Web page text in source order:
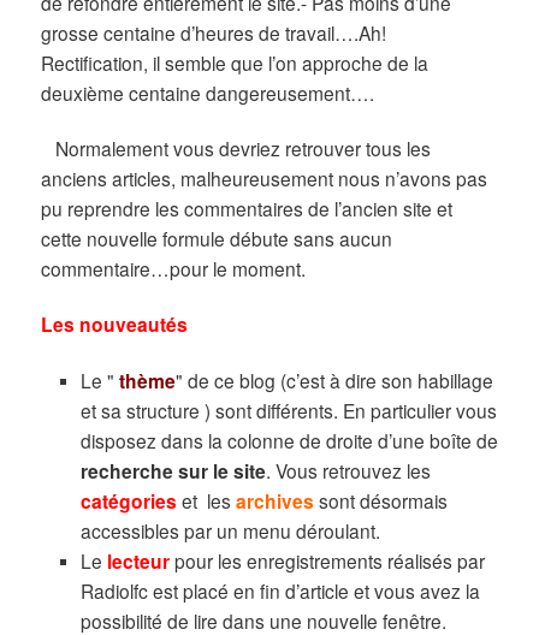
grosse centaine d’heures de travail….Ah!
Rectification, il semble que l’on approche de la
deuxième centaine dangereusement….
Normalement vous devriez retrouver tous les
anciens articles, malheureusement nous n’avons pas
pu reprendre les commentaires de l’ancien site et
cette nouvelle formule débute sans aucun
commentaire…pour le moment.
Les nouveautés
Le " thème" de ce blog (c’est à dire son habillage
et sa structure ) sont différents. En particulier vous
disposez dans la colonne de droite d’une boîte de
recherche sur le site. Vous retrouvez les
catégories et les archives sont désormais
accessibles par un menu déroulant.
Le lecteur pour les enregistrements réalisés par
Radiolfc est placé en fin d’article et vous avez la
possibilité de lire dans une nouvelle fenêtre.